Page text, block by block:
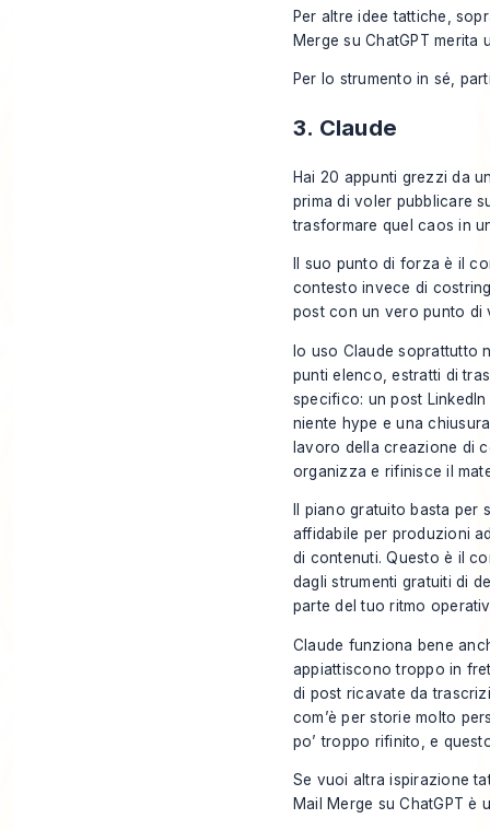
Per altre idee tattiche,
Merge su ChatGPT merita
Per lo strumento in sé,
3. Claude
Hai 20 appunti grezzi da
prima di voler pubblicare
trasformare quel caos in
Il suo punto di forza è il
contesto invece di
post con un vero punto di
Io uso Claude soprattutto
punti elenco, estratti di
specifico: un post
niente hype e una
lavoro dellacreazione di
organizza e rifinisce il
Il piano gratuito basta
affidabile per produzioni
di contenuti. Questo è il
dagli strumenti gratuiti di
parte del tuo ritmo
Claude funziona bene
appiattiscono troppo in
di post ricavate da
com’è per storie molto
po’ troppo rifinito, e
Se vuoi altra ispirazione
Mail Merge su ChatGPT è